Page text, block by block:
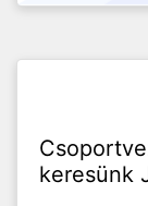
keresünk